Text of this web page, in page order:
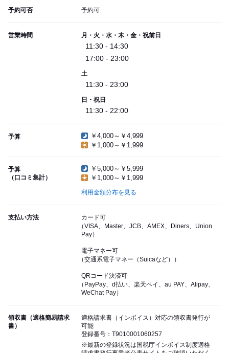
予約可否 予約可
営業時間 月・火・水・木・金・祝前日
11:30 - 14:30
17:00 - 23:00
土
11:30 - 23:00
日・祝日
11:30 - 22:00
予算
￥4,000～￥4,999
￥1,000～￥1,999
予算
（口コミ集計）
￥5,000～￥5,999
￥1,000～￥1,999
利用金額分布を見る
支払い方法
カード可
（VISA、Master、JCB、AMEX、Diners、Union
Pay）
電子マネー可
（交通系電子マネー（Suicaなど））
QRコード決済可
（PayPay、d払い、楽天ペイ、au PAY、Alipay、
WeChat Pay）
領収書（適格簡易請求
書）
適格請求書（インボイス）対応の領収書発行が
可能
登録番号：T9010001060257
※最新の登録状況は国税庁インボイス制度適格